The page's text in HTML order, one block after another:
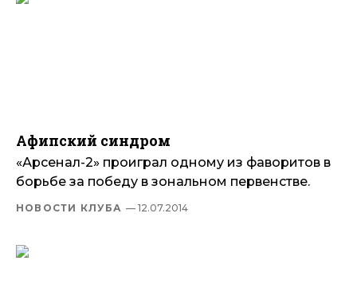
Афипский синдром
«Арсенал-2» проиграл одному из фаворитов в
борьбе за победу в зональном первенстве.
НОВОСТИ КЛУБА — 12.07.2014